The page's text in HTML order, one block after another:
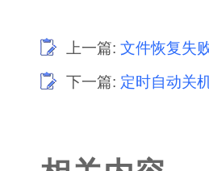
上一篇: 文件恢复失
下一篇: 定时自动关